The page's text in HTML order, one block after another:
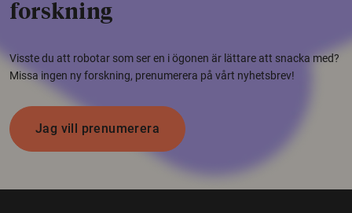
forskning
Visste du att robotar som ser en i ögonen är lättare att snacka med?
Missa ingen ny forskning, prenumerera på vårt nyhetsbrev!
Jag vill prenumerera